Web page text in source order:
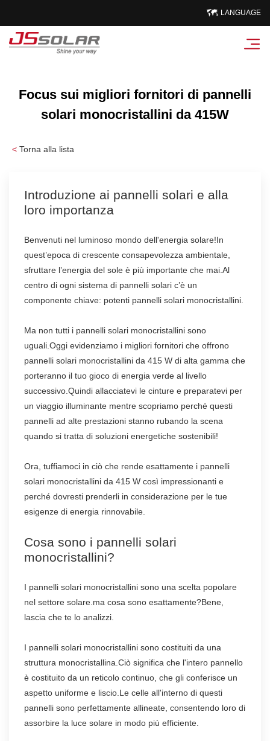
LANGUAGE
Focus sui migliori fornitori di pannelli
solari monocristallini da 415W
< Torna alla lista
Introduzione ai pannelli solari e alla
loro importanza
Benvenuti nel luminoso mondo dell'energia solare!In
quest’epoca di crescente consapevolezza ambientale,
sfruttare l’energia del sole è più importante che mai.Al
centro di ogni sistema di pannelli solari c’è un
componente chiave: potenti pannelli solari monocristallini.
Ma non tutti i pannelli solari monocristallini sono
uguali.Oggi evidenziamo i migliori fornitori che offrono
pannelli solari monocristallini da 415 W di alta gamma che
porteranno il tuo gioco di energia verde al livello
successivo.Quindi allacciatevi le cinture e preparatevi per
un viaggio illuminante mentre scopriamo perché questi
pannelli ad alte prestazioni stanno rubando la scena
quando si tratta di soluzioni energetiche sostenibili!
Ora, tuffiamoci in ciò che rende esattamente i pannelli
solari monocristallini da 415 W così impressionanti e
perché dovresti prenderli in considerazione per le tue
esigenze di energia rinnovabile.
Cosa sono i pannelli solari
monocristallini?
I pannelli solari monocristallini sono una scelta popolare
nel settore solare.ma cosa sono esattamente?Bene,
lascia che te lo analizzi.
I pannelli solari monocristallini sono costituiti da una
struttura monocristallina.Ciò significa che l'intero pannello
è costituito da un reticolo continuo, che gli conferisce un
aspetto uniforme e liscio.Le celle all'interno di questi
pannelli sono perfettamente allineate, consentendo loro di
assorbire la luce solare in modo più efficiente.